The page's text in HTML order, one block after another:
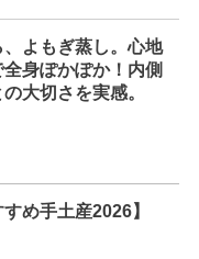
よもぎ蒸し。心地
身ぽかぽか！内側
大切さを実感。
すめ手土産2026】